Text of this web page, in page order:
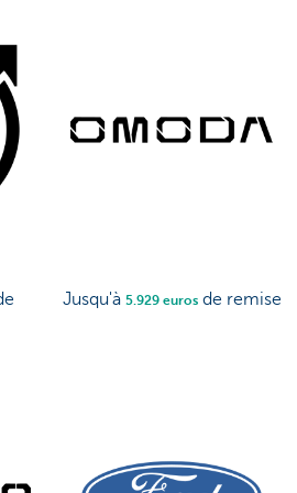
Jusqu'à 5.929 eurosde remise